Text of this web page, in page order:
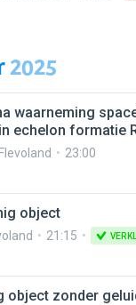
2025
waarneming
echelon formatie
Flevoland
23:00
object
21:15
object zonder